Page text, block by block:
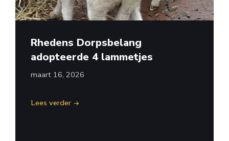
Rhedens Dorpsbelang
adopteerde 4 lammetjes
maart 16, 2026
Lees verder